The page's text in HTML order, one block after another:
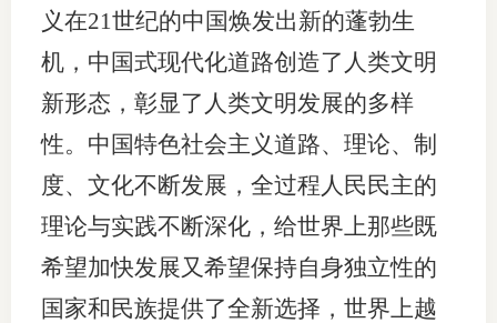
义在21世纪的中国焕发出新的蓬勃生
机，中国式现代化道路创造了人类文明
新形态，彰显了人类文明发展的多样
性。中国特色社会主义道路、理论、制
度、文化不断发展，全过程人民民主的
理论与实践不断深化，给世界上那些既
希望加快发展又希望保持自身独立性的
国家和民族提供了全新选择，世界上越